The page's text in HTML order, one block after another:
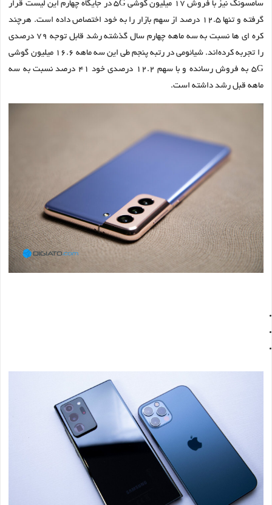
سامسونگ نیز با فروش ۱۷ میلیون گوشی ۵G در جایگاه چهارم این لیست قرار
گرفته و تنها ۱۲.۵ درصد از سهم بازار را به خود اختصاص داده است. هرچند
کره ای ها نسبت به سه ماهه چهارم سال گذشته رشد قابل توجه ۷۹ درصدی
را تجربه کرده‌اند. شیائومی در رتبه پنجم طی این سه ماهه ۱۶.۶ میلیون گوشی
۵G به فروش رسانده و با سهم ۱۲.۲ درصدی خود ۴۱ درصد نسبت به سه
ماهه قبل رشد داشته است.